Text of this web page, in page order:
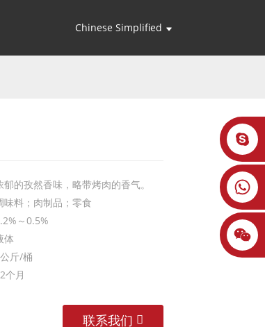
Chinese Simplified
郁的孜然香味，略带烤肉的香气。
味料；肉制品；零食
～0.5%
体
斤/桶
个月
联系我们